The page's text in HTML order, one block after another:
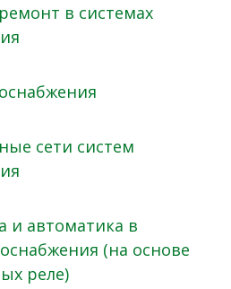
в системах
сети систем
и автоматика в
(на основе
реле)